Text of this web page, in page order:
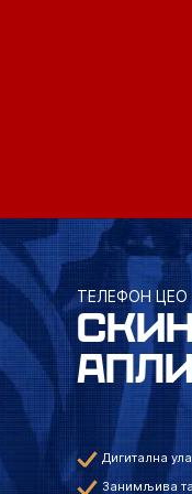
ТЕЛЕФОН ЦЕО
Дигитална
Занимљива